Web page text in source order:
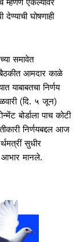
म्हणणे ऐकल्यावर
घोषणाही
समावेत
बैठकीत आमदार काळे
याबाबतचा निर्णय
(दि. ५ जून)
बोर्डाला पाच कोटी
निर्णयबद्दल आज
सुधीर
आभार मानले.